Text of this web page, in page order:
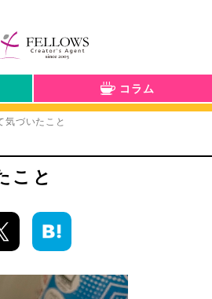
コラム
気づいたこと
こと